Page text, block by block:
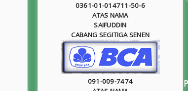
0361-01-014711-50-6
ATAS NAMA
SAIFUDDIN
CABANG SEGITIGA SENEN
091-009-7474